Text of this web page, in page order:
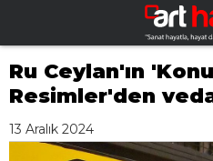
Ru Ceylan'ın
Resimler'den
13 Aralık 2024